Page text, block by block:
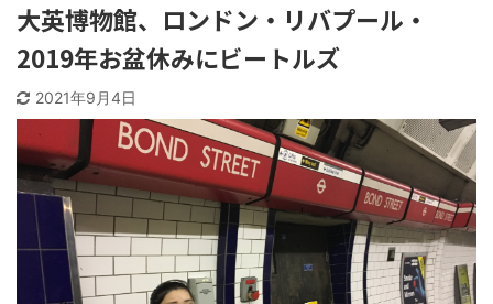
大英博物館、ロンドン・リバプール・
2019年お盆休みにビートルズ
2021年9月4日